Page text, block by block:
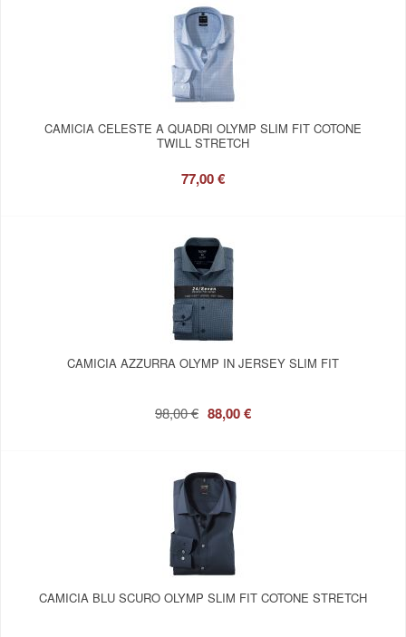
CAMICIA CELESTE A QUADRI OLYMP SLIM FIT COTONE
TWILL STRETCH
77,00 €
CAMICIA AZZURRA OLYMP IN JERSEY SLIM FIT
98,00 € 88,00 €
CAMICIA BLU SCURO OLYMP SLIM FIT COTONE STRETCH